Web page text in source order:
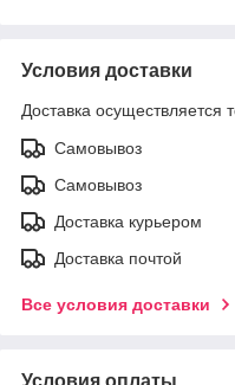
Условия доставки
Доставка осуществляется
Самовывоз
Самовывоз
Доставка курьером
Доставка почтой
Все условия доставки
Условия оплаты